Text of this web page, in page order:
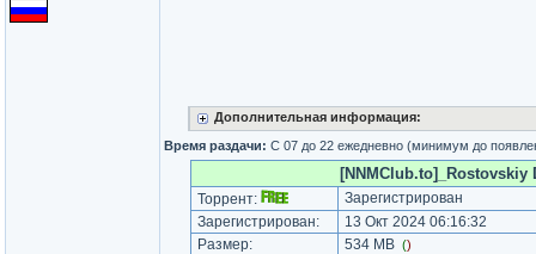
Дополнительная информация:
Время раздачи: С 07 до 22 ежедневно (минимум до
Торрент:
Зарегистрирован
Зарегистрирован:
13 Окт 2024 06:16:32
Размер:
534 MB ()